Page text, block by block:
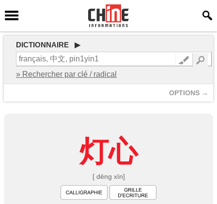
DICTIONNAIRE ▶
» Rechercher par clé / radical
OPTIONS →
灯心
[ dēng xīn]